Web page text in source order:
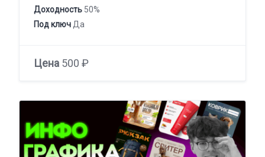
Доходность 50%
Под ключ Да
Цена 500 ₽